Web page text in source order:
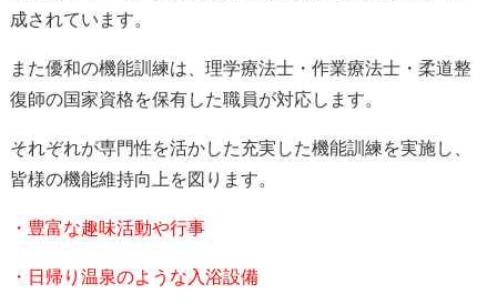
成されています。
また優和の機能訓練は、理学療法士・作業療法士・柔道整
復師の国家資格を保有した職員が対応します。
それぞれが専門性を活かした充実した機能訓練を実施し、
皆様の機能維持向上を図ります。
・豊富な趣味活動や行事
・日帰り温泉のような入浴設備